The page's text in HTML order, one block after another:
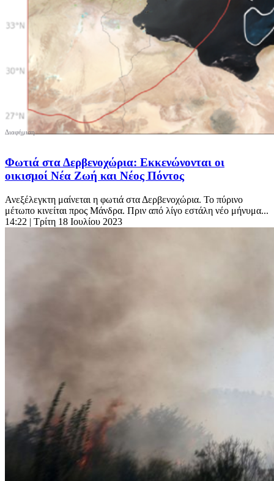
Φωτιά στα Δερβενοχώρια: Εκκενώνονται οι
οικισμοί Νέα Ζωή και Νέος Πόντος
Ανεξέλεγκτη μαίνεται η φωτιά στα Δερβενοχώρια. Το πύρινο
μέτωπο κινείται προς Μάνδρα. Πριν από λίγο εστάλη νέο μήνυμα...
14:22 | Τρίτη 18 Ιουλίου 2023